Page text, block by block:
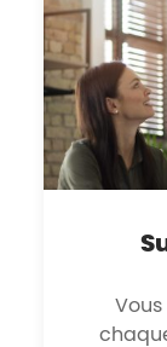
Vous